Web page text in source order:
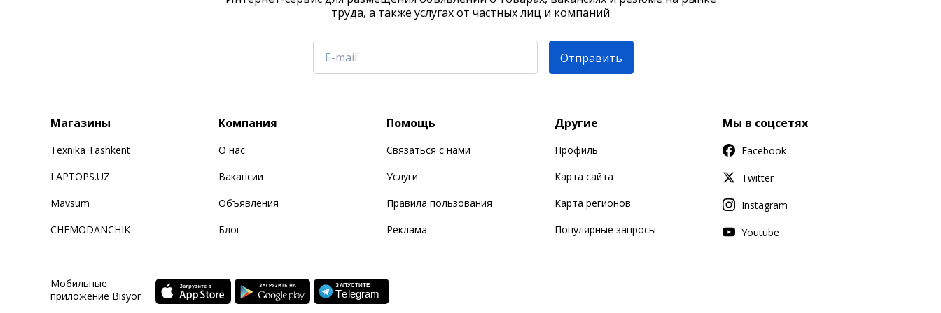
труда, а также услугах от частных лиц и компаний
Отправить
Магазины
Texnika Tashkent
LAPTOPS.UZ
Mavsum
CHEMODANCHIK
Компания
О нас
Вакансии
Объявления
Блог
Помощь
Связаться с нами
Услуги
Правила пользования
Реклама
Другие
Профиль
Карта сайта
Карта регионов
Популярные запросы
Мы в соцсетях
Facebook
Twitter
Instagram
Youtube
Мобильные
приложение Bisyor